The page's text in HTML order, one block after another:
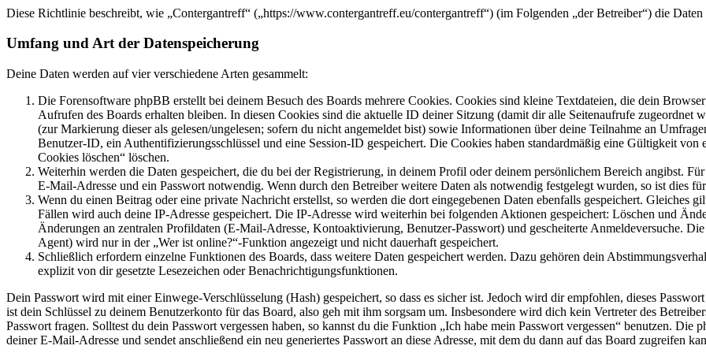
Diese Richtlinie beschreibt, wie „Contergantreff“ („https://www.contergantreff.eu/contergantreff“) (im Folgenden „der Betreiber“) die
Umfang und Art der Datenspeicherung
Deine Daten werden auf vier verschiedene Arten gesammelt:
Die Forensoftware phpBB erstellt bei deinem Besuch des Boards mehrere Cookies. Cookies sind kleine Textdateien, die dein
Aufrufen des Boards erhalten bleiben. In diesen Cookies sind die aktuelle ID deiner Sitzung (damit dir alle Seitenaufrufe zugeordnet
(zur Markierung dieser als gelesen/ungelesen; sofern du nicht angemeldet bist) sowie Informationen über deine Teilnahme an
Benutzer-ID, ein Authentifizierungsschlüssel und eine Session-ID gespeichert. Die Cookies haben standardmäßig eine Gültigkeit
Cookies löschen“ löschen.
Weiterhin werden die Daten gespeichert, die du bei der Registrierung, in deinem Profil oder deinem persönlichem Bereich angibst.
E-Mail-Adresse und ein Passwort notwendig. Wenn durch den Betreiber weitere Daten als notwendig festgelegt wurden, so ist dies
Wenn du einen Beitrag oder eine private Nachricht erstellst, so werden die dort eingegebenen Daten ebenfalls gespeichert. Gleiches
Fällen wird auch deine IP-Adresse gespeichert. Die IP-Adresse wird weiterhin bei folgenden Aktionen gespeichert: Löschen und
Änderungen an zentralen Profildaten (E-Mail-Adresse, Kontoaktivierung, Benutzer-Passwort) und gescheiterte Anmeldeversuche.
Agent) wird nur in der „Wer ist online?“-Funktion angezeigt und nicht dauerhaft gespeichert.
Schließlich erfordern einzelne Funktionen des Boards, dass weitere Daten gespeichert werden. Dazu gehören dein
explizit von dir gesetzte Lesezeichen oder Benachrichtigungsfunktionen.
Dein Passwort wird mit einer Einwege-Verschlüsselung (Hash) gespeichert, so dass es sicher ist. Jedoch wird dir empfohlen, dieses
ist dein Schlüssel zu deinem Benutzerkonto für das Board, also geh mit ihm sorgsam um. Insbesondere wird dich kein Vertreter des
Passwort fragen. Solltest du dein Passwort vergessen haben, so kannst du die Funktion „Ich habe mein Passwort vergessen“ benutzen.
deiner E-Mail-Adresse und sendet anschließend ein neu generiertes Passwort an diese Adresse, mit dem du dann auf das Board zugreifen